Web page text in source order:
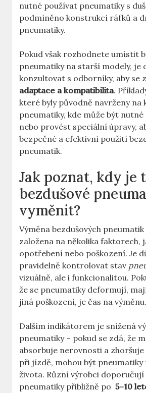
nutné používat ​pneumatiky s
⁤podmíněno konstrukcí ráfků‍ a
pneumatiky.
Pokud však rozhodnete ⁣umístit
pneumatiky na starší ⁤modely,‍ je‌
konzultovat s odborníky, aby se
adaptace a​ kompatibilita.‌
které byly⁤ původně navrženy na
pneumatiky, kde může být
nebo provést speciální úpravy,
bezpečné a efektivní použití
pneumatik.
Jak poznat, kdy je
bezdušové
vyměnit?
Výměna bezdušových
založena na ⁢několika faktorech,
opotřebení nebo ⁤poškození.⁤ Je
⁣pravidelně kontrolovat stav
vizuálně, ale ⁤i funkcionalitou.
že se⁣ pneumatiky deformují,⁢
jiná poškození,⁤ je čas ​na výměnu.
Dalším indikátorem ​je⁣ snížená
pneumatiky – pokud⁤ se‍ zdá, ​že
absorbuje nerovnosti a
při jízdě, mohou‌ být ⁢pneumatiky
⁣života. Různí výrobci
pneumatiky přibližně ‍po ⁢5-10